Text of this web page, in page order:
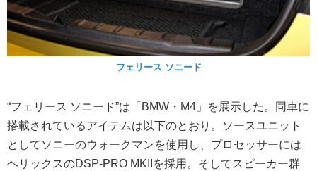
フェリース ソニード
“フェリース ソニード”は「BMW・M4」を展示した。同車に
搭載されているアイテムは以下のとおり。ソースユニット
としてソニーのウォークマンを使用し、プロセッサーには
ヘリックスのDSP-PRO MKIIを採用。そしてスピーカー群